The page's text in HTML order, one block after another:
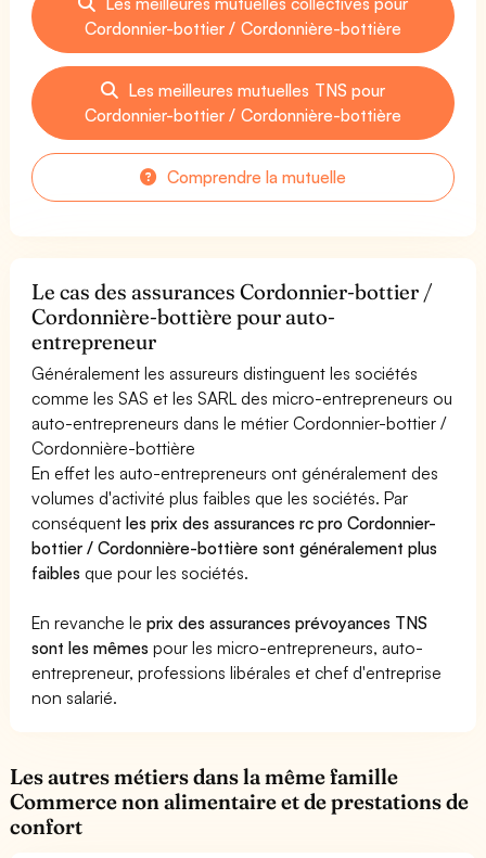
Cordonnier-bottier / Cordonnière-bottière
Les meilleures mutuelles TNS pour
Cordonnier-bottier / Cordonnière-bottière
Comprendre la mutuelle
Le cas des assurances Cordonnier-bottier /
Cordonnière-bottière pour auto-
entrepreneur
Généralement les assureurs distinguent les sociétés
comme les SAS et les SARL des micro-entrepreneurs ou
auto-entrepreneurs dans le métier Cordonnier-bottier /
Cordonnière-bottière
En effet les auto-entrepreneurs ont généralement des
volumes d'activité plus faibles que les sociétés. Par
conséquentles prix des assurances rc pro Cordonnier-
bottier / Cordonnière-bottière sont généralement plus
faibles que pour les sociétés.
En revanche leprix des assurances prévoyances TNS
sont les mêmes pour les micro-entrepreneurs, auto-
entrepreneur, professions libérales et chef d'entreprise
non salarié.
Les autres métiers dans la même famille
Commerce non alimentaire et de prestations de
confort